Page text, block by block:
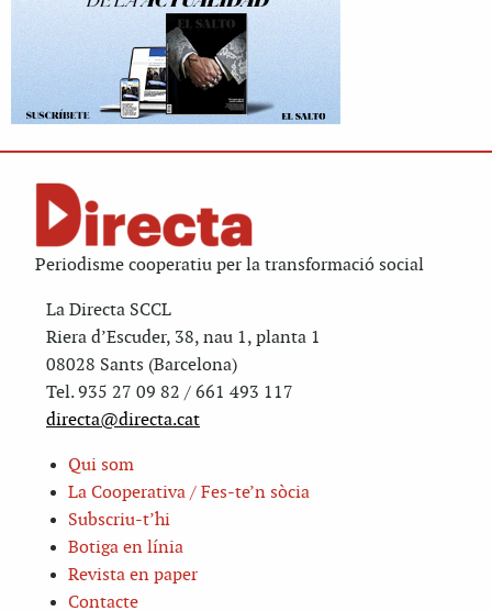
Periodisme cooperatiu per la transformació social
La Directa SCCL
Riera d’Escuder, 38, nau 1, planta 1
08028 Sants (Barcelona)
Tel. 935 27 09 82 / 661 493 117
directa@directa.cat
Qui som
La Cooperativa / Fes-te’n sòcia
Subscriu-t’hi
Botiga en línia
Revista en paper
Contacte